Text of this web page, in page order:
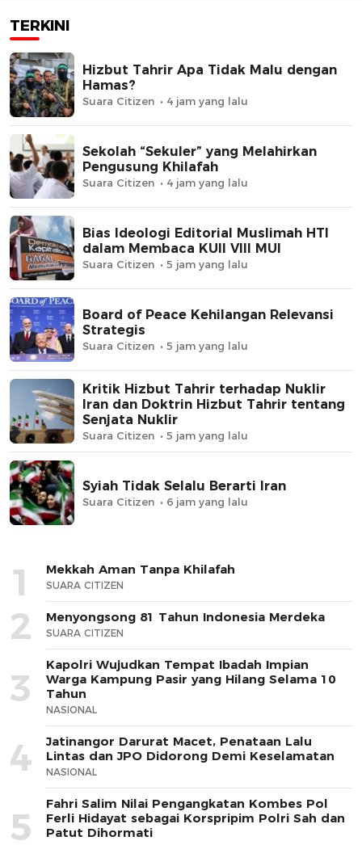
TERKINI
Hizbut Tahrir Apa Tidak Malu dengan
Hamas?
Suara Citizen 4 jam yang lalu
Sekolah “Sekuler” yang Melahirkan
Pengusung Khilafah
Suara Citizen 4 jam yang lalu
Bias Ideologi Editorial Muslimah HTI
dalam Membaca KUII VIII MUI
Suara Citizen 5 jam yang lalu
Board of Peace Kehilangan Relevansi
Strategis
Suara Citizen 5 jam yang lalu
Kritik Hizbut Tahrir terhadap Nuklir
Iran dan Doktrin Hizbut Tahrir tentang
Senjata Nuklir
Suara Citizen 5 jam yang lalu
Syiah Tidak Selalu Berarti Iran
Suara Citizen 6 jam yang lalu
1 Mekkah Aman Tanpa Khilafah
SUARA CITIZEN
2 Menyongsong 81 Tahun Indonesia Merdeka
SUARA CITIZEN
3
Kapolri Wujudkan Tempat Ibadah Impian
Warga Kampung Pasir yang Hilang Selama 10
Tahun
NASIONAL
4
Jatinangor Darurat Macet, Penataan Lalu
Lintas dan JPO Didorong Demi Keselamatan
NASIONAL
5
Fahri Salim Nilai Pengangkatan Kombes Pol
Ferli Hidayat sebagai Korspripim Polri Sah dan
Patut Dihormati